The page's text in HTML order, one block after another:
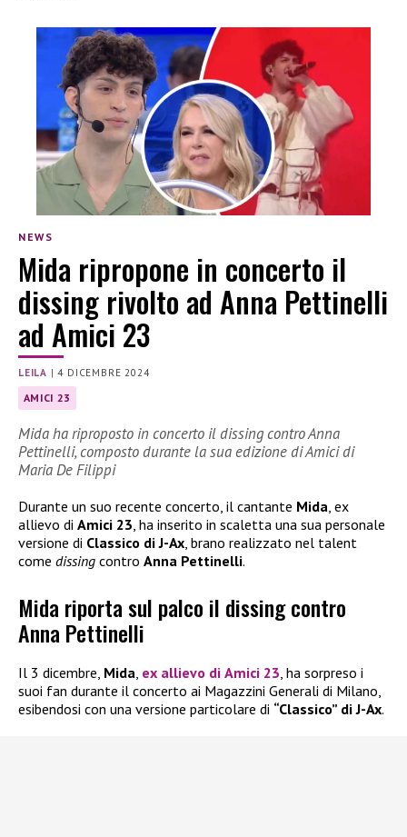
NEWS
Mida ripropone in concerto il
dissing rivolto ad Anna Pettinelli
ad Amici 23
LEILA |4 DICEMBRE 2024
AMICI 23
Mida ha riproposto in concerto il dissing contro Anna
Pettinelli, composto durante la sua edizione di Amici di
Maria De Filippi
Durante un suo recente concerto, il cantante Mida, ex
allievo di Amici 23, ha inserito in scaletta una sua personale
versione di Classico di J-Ax, brano realizzato nel talent
come dissing contro Anna Pettinelli.
Mida riporta sul palco il dissing contro
Anna Pettinelli
Il 3 dicembre, Mida ex allievo di Amici 23 , ha sorpreso i
suoi fan durante il concerto ai Magazzini Generali di Milano,
esibendosi con una versione particolare di “Classico” di J-Ax.